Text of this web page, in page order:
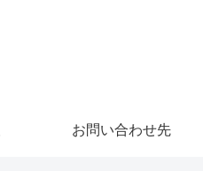
お問い合わせ先